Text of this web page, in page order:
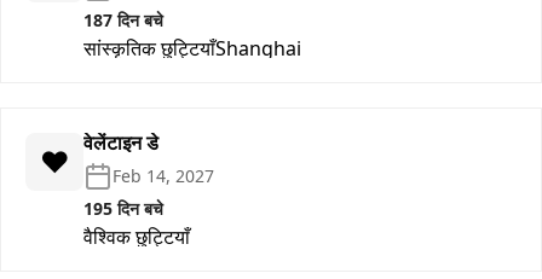
187 दिन बचे
सांस्कृतिक छुट्टियाँShanghai
❤️ वेलेंटाइन डे
Feb 14, 2027
195 दिन बचे
वैश्विक छुट्टियाँ